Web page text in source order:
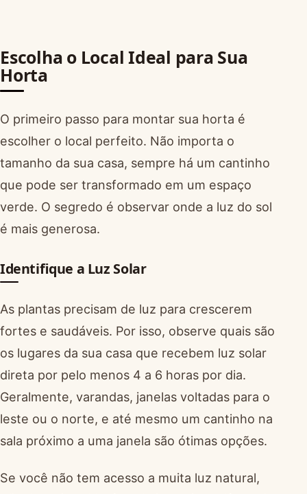
Escolha o Local Ideal para Sua
Horta
O primeiro passo para montar sua horta é
escolher o local perfeito. Não importa o
tamanho da sua casa, sempre há um cantinho
que pode ser transformado em um espaço
verde. O segredo é observar onde a luz do sol
é mais generosa.
Identifique a Luz Solar
As plantas precisam de luz para crescerem
fortes e saudáveis. Por isso, observe quais são
os lugares da sua casa que recebem luz solar
direta por pelo menos 4 a 6 horas por dia.
Geralmente, varandas, janelas voltadas para o
leste ou o norte, e até mesmo um cantinho na
sala próximo a uma janela são ótimas opções.
Se você não tem acesso a muita luz natural,